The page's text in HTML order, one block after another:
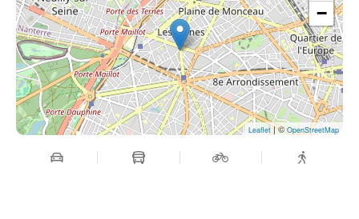
−
Leaflet| ©OpenStreetMap